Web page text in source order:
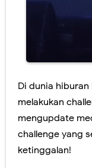
Di dunia
melakukan
mengupdate
challenge yang
ketinggalan!